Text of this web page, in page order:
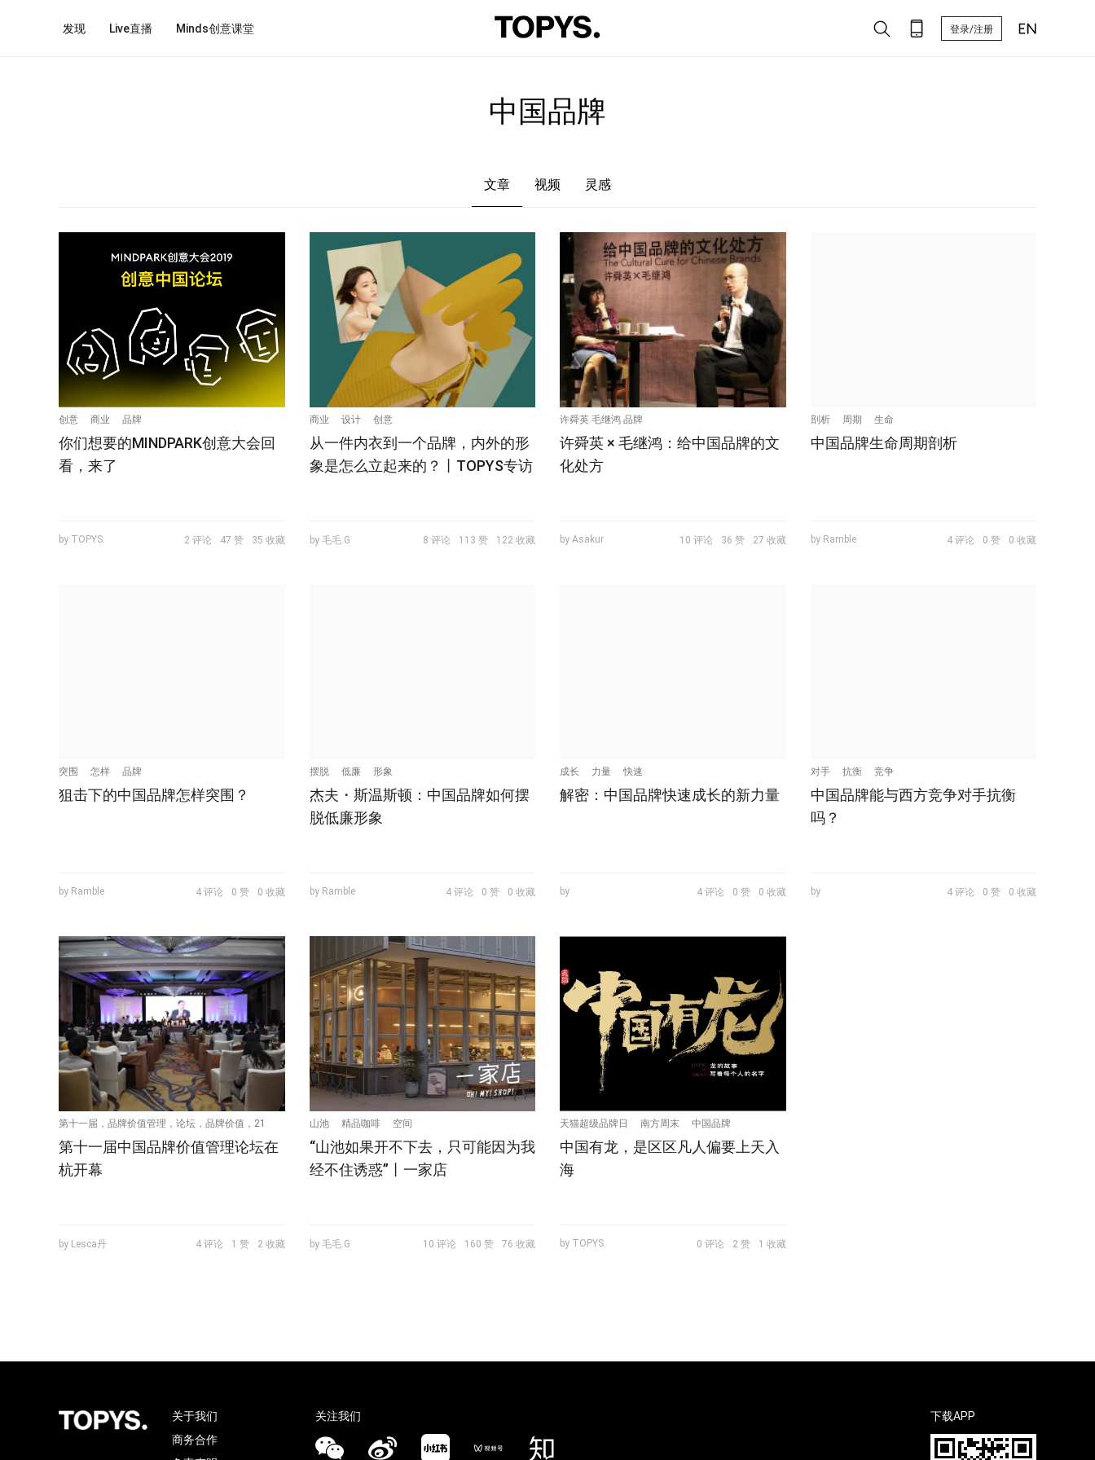
发现 Live直播 Minds创意课堂 登录/注册
文章 视频 灵感
创意 商业 品牌
你们想要的MINDPARK创意大会回
看，来了
by TOPYS. 2 评论 47 赞 35 收藏
商业 设计 创意
从一件内衣到一个品牌，内外的形
象是怎么立起来的？丨TOPYS专访
by 毛毛.G 8 评论 113 赞 122 收藏
许舜英 毛继鸿 品牌
许舜英 × 毛继鸿：给中国品牌的文
化处方
by Asakur 10 评论 36 赞 27 收藏
剖析 周期 生命
中国品牌生命周期剖析
by Ramble 4 评论 0 赞 0 收藏
突围 怎样 品牌
狙击下的中国品牌怎样突围？
by Ramble 4 评论 0 赞 0 收藏
摆脱 低廉 形象
杰夫・斯温斯顿：中国品牌如何摆
脱低廉形象
by Ramble 4 评论 0 赞 0 收藏
成长 力量 快速
解密：中国品牌快速成长的新力量
by 4 评论 0 赞 0 收藏
对手 抗衡 竞争
中国品牌能与西方竞争对手抗衡
吗？
by 4 评论 0 赞 0 收藏
第十一届，品牌价值管理，论坛，品牌价值，21
世纪传媒，21世纪品牌研究中心
第十一届中国品牌价值管理论坛在
杭开幕
by Lesca丹 4 评论 1 赞 2 收藏
山池 精品咖啡 空间
“山池如果开不下去，只可能因为我
经不住诱惑”丨一家店
by 毛毛.G 10 评论 160 赞 76 收藏
天猫超级品牌日 南方周末 中国品牌
中国有龙，是区区凡人偏要上天入
海
by TOPYS. 0 评论 2 赞 1 收藏
关于我们
商务合作
关注我们 下载APP